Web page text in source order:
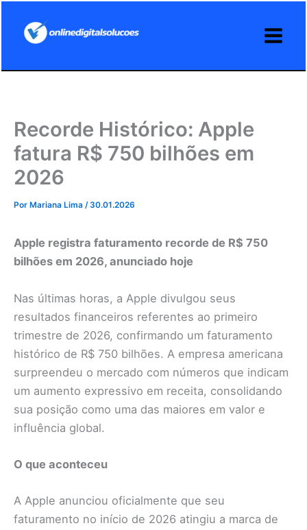
Recorde Histórico: Apple
fatura R$ 750 bilhões em
2026
Por Mariana Lima /30.01.2026
Apple registra faturamento recorde de R$ 750
bilhões em 2026, anunciado hoje
Nas últimas horas, a Apple divulgou seus
resultados financeiros referentes ao primeiro
trimestre de 2026, confirmando um faturamento
histórico de R$ 750 bilhões. A empresa americana
surpreendeu o mercado com números que indicam
um aumento expressivo em receita, consolidando
sua posição como uma das maiores em valor e
influência global.
O que aconteceu
A Apple anunciou oficialmente que seu
faturamento no início de 2026 atingiu a marca de